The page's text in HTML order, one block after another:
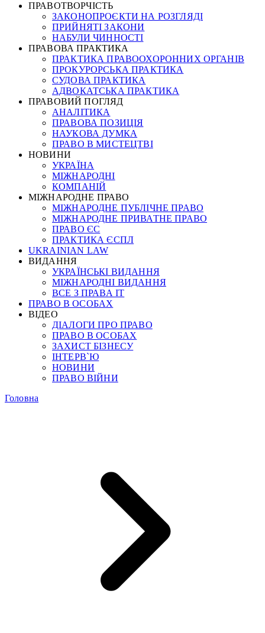
ПРАВОТВОРЧІСТЬ
ЗАКОНОПРОЄКТИ НА РОЗГЛЯДІ
ПРИЙНЯТІ ЗАКОНИ
НАБУЛИ ЧИННОСТІ
ПРАВОВА ПРАКТИКА
ПРАКТИКА ПРАВООХОРОННИХ ОРГАНІВ
ПРОКУРОРСЬКА ПРАКТИКА
СУДОВА ПРАКТИКА
АДВОКАТСЬКА ПРАКТИКА
ПРАВОВИЙ ПОГЛЯД
АНАЛІТИКА
ПРАВОВА ПОЗИЦІЯ
НАУКОВА ДУМКА
ПРАВО В МИСТЕЦТВІ
НОВИНИ
УКРАЇНА
МІЖНАРОДНІ
КОМПАНІЙ
МІЖНАРОДНЕ ПРАВО
МІЖНАРОДНЕ ПУБЛІЧНЕ ПРАВО
МІЖНАРОДНЕ ПРИВАТНЕ ПРАВО
ПРАВО ЄС
ПРАКТИКА ЄСПЛ
UKRAINIAN LAW
ВИДАННЯ
УКРАЇНСЬКІ ВИДАННЯ
МІЖНАРОДНІ ВИДАННЯ
ВСЕ З ПРАВА ІТ
ПРАВО В ОСОБАХ
ВІДЕО
ДІАЛОГИ ПРО ПРАВО
ПРАВО В ОСОБАХ
ЗАХИСТ БІЗНЕСУ
ІНТЕРВ`Ю
НОВИНИ
ПРАВО ВІЙНИ
Головна